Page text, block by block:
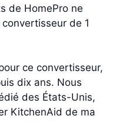
de HomePro ne
de 1
ce convertisseur,
dix ans. Nous
des États-Unis,
KitchenAid de ma